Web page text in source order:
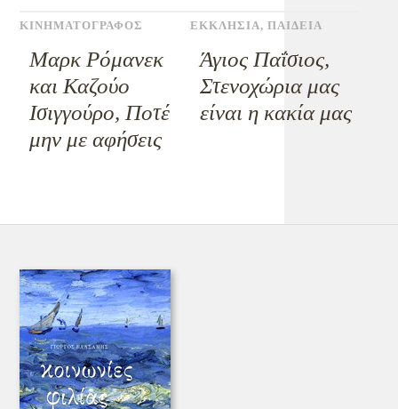
ΚΙΝΗΜΑΤΟΓΡΑΦΟΣ
Μαρκ Ρόμανεκ
και Καζούο
Ισιγγούρο, Ποτέ
μην με αφήσεις
ΕΚΚΛΗΣΙΑ, ΠΑΙΔΕΙΑ
Άγιος Παΐσιος,
Στενοχώρια μας
είναι η κακία μας